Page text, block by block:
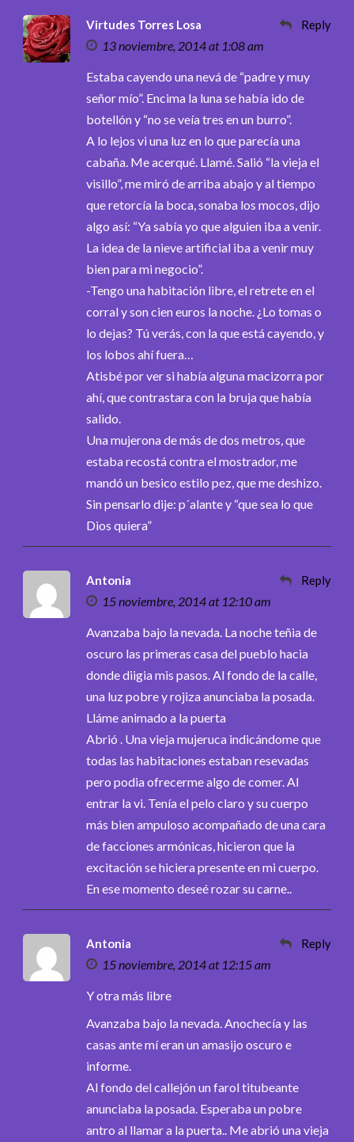
Virtudes Torres Losa
13 noviembre, 2014 at 1:08 am
Reply
Estaba cayendo una nevá de “padre y muy
señor mío”. Encima la luna se había ido de
botellón y “no se veía tres en un burro”.
A lo lejos vi una luz en lo que parecía una
cabaña. Me acerqué. Llamé. Salió “la vieja el
visillo”, me miró de arriba abajo y al tiempo
que retorcía la boca, sonaba los mocos, dijo
algo así: “Ya sabía yo que alguien iba a venir.
La idea de la nieve artificial iba a venir muy
bien para mi negocio”.
-Tengo una habitación libre, el retrete en el
corral y son cien euros la noche. ¿Lo tomas o
lo dejas? Tú verás, con la que está cayendo, y
los lobos ahí fuera…
Atisbé por ver si había alguna macizorra por
ahí, que contrastara con la bruja que había
salido.
Una mujerona de más de dos metros, que
estaba recostá contra el mostrador, me
mandó un besico estilo pez, que me deshizo.
Sin pensarlo dije: p´alante y “que sea lo que
Dios quiera”
Antonia
15 noviembre, 2014 at 12:10 am
Reply
Avanzaba bajo la nevada. La noche teñia de
oscuro las primeras casa del pueblo hacia
donde diigia mis pasos. Al fondo de la calle,
una luz pobre y rojiza anunciaba la posada.
Lláme animado a la puerta
Abrió . Una vieja mujeruca indicándome que
todas las habitaciones estaban resevadas
pero podia ofrecerme algo de comer. Al
entrar la vi. Tenía el pelo claro y su cuerpo
más bien ampuloso acompañado de una cara
de facciones armónicas, hicieron que la
excitación se hiciera presente en mi cuerpo.
En ese momento deseé rozar su carne..
Antonia
15 noviembre, 2014 at 12:15 am
Reply
Y otra más libre
Avanzaba bajo la nevada. Anochecía y las
casas ante mí eran un amasijo oscuro e
informe.
Al fondo del callejón un farol titubeante
anunciaba la posada. Esperaba un pobre
antro al llamar a la puerta.. Me abrió una vieja